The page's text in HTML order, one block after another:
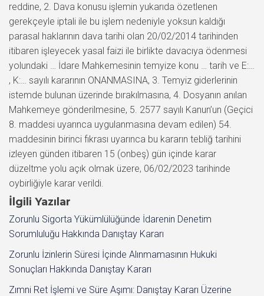
reddine, 2. Dava konusu işlemin yukarıda özetlenen
gerekçeyle iptali ile bu işlem nedeniyle yoksun kaldığı
parasal haklarının dava tarihi olan 20/02/2014 tarihinden
itibaren işleyecek yasal faizi ile birlikte davacıya ödenmesi
yolundaki … İdare Mahkemesinin temyize konu … tarih ve E:…
, K:… sayılı kararının ONANMASINA, 3. Temyiz giderlerinin
istemde bulunan üzerinde bırakılmasına, 4. Dosyanın anılan
Mahkemeye gönderilmesine, 5. 2577 sayılı Kanun’un (Geçici
8. maddesi uyarınca uygulanmasına devam edilen) 54.
maddesinin birinci fıkrası uyarınca bu kararın tebliğ tarihini
izleyen günden itibaren 15 (onbeş) gün içinde karar
düzeltme yolu açık olmak üzere, 06/02/2023 tarihinde
oybirliğiyle karar verildi.
İlgili Yazılar
Zorunlu Sigorta Yükümlülüğünde İdarenin Denetim
Sorumluluğu Hakkında Danıştay Kararı
Zorunlu İzinlerin Süresi İçinde Alınmamasının Hukuki
Sonuçları Hakkında Danıştay Kararı
Zımni Ret İşlemi ve Süre Aşımı: Danıştay Kararı Üzerine